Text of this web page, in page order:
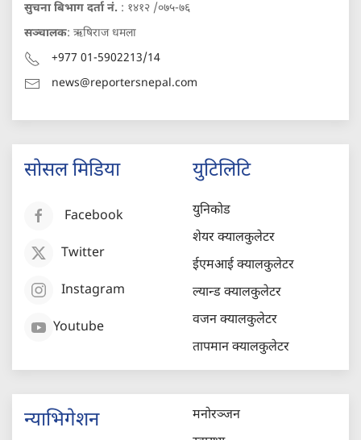
सुचना बिभाग दर्ता नं. : १४१२ /०७५-७६
सञ्चालक: ऋषिराज धमला
+977 01-5902213/14
news@reportersnepal.com
सोसल मिडिया
Facebook
Twitter
Instagram
Youtube
युटिलिटि
युनिकोड
शेयर क्यालकुलेटर
ईएमआई क्यालकुलेटर
ल्यान्ड क्यालकुलेटर
वजन क्यालकुलेटर
तापमान क्यालकुलेटर
न्याभिगेशन
मनोरञ्जन